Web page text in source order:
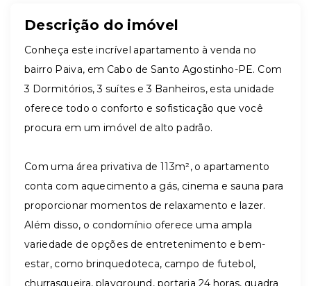
Descrição do imóvel
Conheça este incrível apartamento à venda no
bairro Paiva, em Cabo de Santo Agostinho-PE. Com
3 Dormitórios, 3 suítes e 3 Banheiros, esta unidade
oferece todo o conforto e sofisticação que você
procura em um imóvel de alto padrão.
Com uma área privativa de 113m², o apartamento
conta com aquecimento a gás, cinema e sauna para
proporcionar momentos de relaxamento e lazer.
Além disso, o condomínio oferece uma ampla
variedade de opções de entretenimento e bem-
estar, como brinquedoteca, campo de futebol,
churrasqueira, playground, portaria 24 horas, quadra